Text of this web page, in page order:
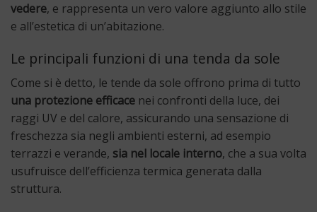
vedere, e rappresenta un vero valore aggiunto allo stile
e all’estetica di un’abitazione.
Le principali funzioni di una tenda da sole
Come si è detto, le tende da sole offrono prima di tutto
una protezione efficace nei confronti della luce, dei
raggi UV e del calore, assicurando una sensazione di
freschezza sia negli ambienti esterni, ad esempio
terrazzi e verande, sia nel locale interno, che a sua volta
usufruisce dell’efficienza termica generata dalla
struttura.